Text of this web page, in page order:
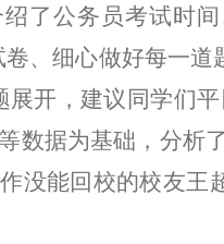
了公务员考试时
卷、细心做好每一
展开，建议同学们
数据为基础，分析
没能回校的校友王